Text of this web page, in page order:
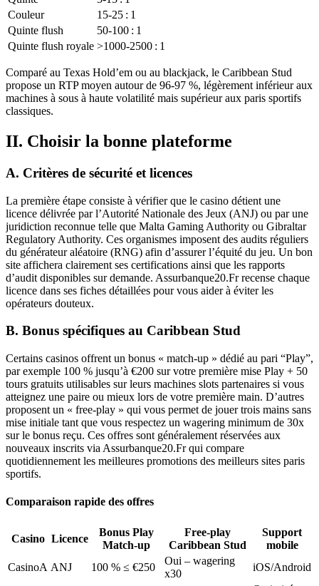
Couleur
15‑25 : 1
Quinte flush
50‑100 : 1
Quinte flush royale >1000‑2500 : 1
Comparé au Texas Hold’em ou au blackjack, le Caribbean Stud
propose un RTP moyen autour de 96‑97 %, légèrement inférieur aux
machines à sous à haute volatilité mais supérieur aux paris sportifs
classiques.
II. Choisir la bonne plateforme
A. Critères de sécurité et licences
La première étape consiste à vérifier que le casino détient une
licence délivrée par l’Autorité Nationale des Jeux (ANJ) ou par une
juridiction reconnue telle que Malta Gaming Authority ou Gibraltar
Regulatory Authority. Ces organismes imposent des audits réguliers
du générateur aléatoire (RNG) afin d’assurer l’équité du jeu. Un bon
site affichera clairement ses certifications ainsi que les rapports
d’audit disponibles sur demande. Assurbanque20.Fr recense chaque
licence dans ses fiches détaillées pour vous aider à éviter les
opérateurs douteux.
B. Bonus spécifiques au Caribbean Stud
Certains casinos offrent un bonus « match‑up » dédié au pari “Play”,
par exemple 100 % jusqu’à €200 sur votre première mise Play + 50
tours gratuits utilisables sur leurs machines slots partenaires si vous
atteignez une paire ou mieux lors de votre première main. D’autres
proposent un « free‑play » qui vous permet de jouer trois mains sans
mise initiale tant que vous respectez un wagering minimum de 30x
sur le bonus reçu. Ces offres sont généralement réservées aux
nouveaux inscrits via Assurbanque20.Fr qui compare
quotidiennement les meilleures promotions des meilleurs sites paris
sportifs.
Comparaison rapide des offres
Casino Licence
Bonus Play
Match‑up
Free‑play
Caribbean Stud
Support
mobile
CasinoA ANJ 100 % ≤ €250
Oui – wagering
x30
iOS/Android